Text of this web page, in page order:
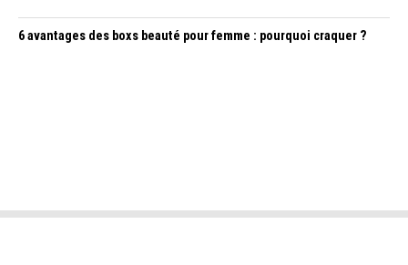
6 avantages des boxs beauté pour femme : pourquoi craquer ?